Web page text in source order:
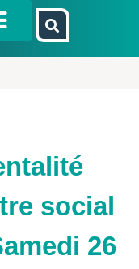
social
26